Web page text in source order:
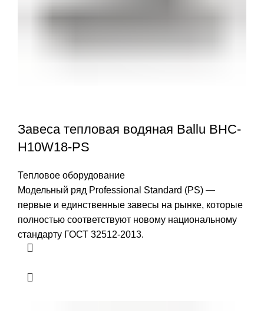
Завеса тепловая водяная Ballu BHC-
H10W18-PS
Тепловое оборудование
Модельный ряд Professional Standard (PS) —
первые и единственные завесы на рынке, которые
полностью соответствуют новому национальному
стандарту ГОСТ 32512-2013.